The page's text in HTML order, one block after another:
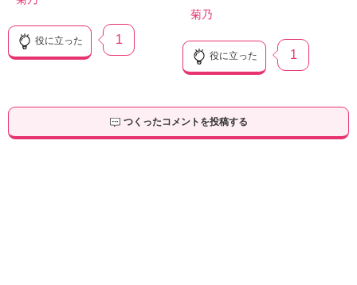
役に立った 1
菊乃
役に立った 1
つくったコメントを投稿する